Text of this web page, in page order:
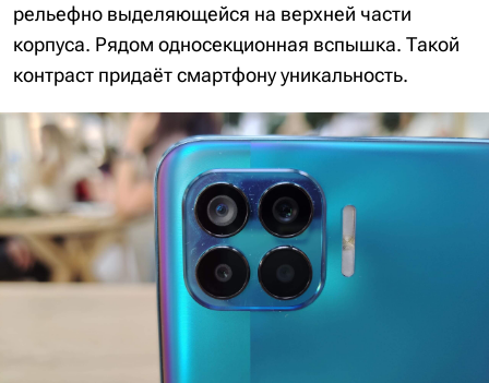
рельефно выделяющейся на верхней части
корпуса. Рядом односекционная вспышка. Такой
контраст придаёт смартфону уникальность.